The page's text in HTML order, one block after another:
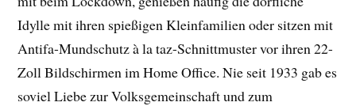
Idylle mit ihren spießigen Kleinfamilien oder sitzen mit
Antifa-Mundschutz à la taz-Schnittmuster vor ihren 22-
Zoll Bildschirmen im Home Office. Nie seit 1933 gab es
soviel Liebe zur Volksgemeinschaft und zum